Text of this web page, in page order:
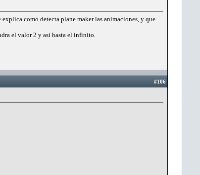
como detecta plane maker las animaciones, y que
el valor 2 y asi hasta el infinito.
#106